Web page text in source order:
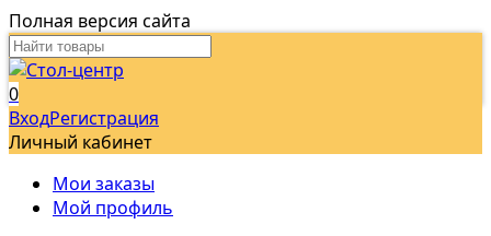
Полная версия сайта
0
ВходРегистрация
Личный кабинет
Мои заказы
Мой профиль